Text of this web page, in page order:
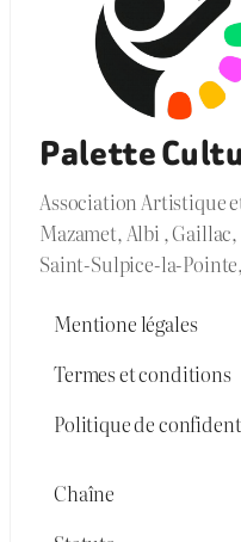
Palette
Association Artistique
Mazamet, Albi ,
Saint-Sulpice-la-
Mentione légales
Termes et conditions
Politique de
Chaîne